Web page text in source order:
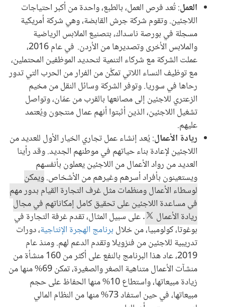
العمل: تُعد فرص العمل، بالطبع، واحدة من أكبر احتياجات
اللاجئين. وتقوم شركة جرش القابضة، وهي شركة أمريكية
مسجلة في بورصة ناسداك، بتصنيع الملابس الرياضية
والملابس الأخرى وتصديرها من الأردن. في عام 2016،
عملت الشركة مع شركاء التنمية لتحديد الموظفين المحتملين،
مع توظيف النساء اللاتي تمكَّن من الفرار من الحرب التي تدور
رحاها في سوريا. وتوفر الشركة وسائل النقل من مخيم
الزعتري للاجئين إلى مصانعها بالقرب من عمّان، وتواصل
تشغيل اللاجئين، الذين أثبتوا أنهم عمال منتجون ويُعتمد
عليهم.
ريادة الأعمال: يُعد إنشاء عمل تجاري الخيار الأول للعديد من
اللاجئين لإعادة بناء حياتهم في موطنهم الجديد. وقد رأينا
العديد من رواد الأعمال من اللاجئين يعملون بأنفسهم
ويستعينون بأفراد أسرهم وغيرهم من الأشخاص.ويمكن
لوسطاء الأعمال ومنظمات مثل غرف التجارة القيام بدور مهم
في مساعدة اللاجئين على تحقيق كامل إمكاناتهم في مجال
ريادة الأعمال
. على سبيل المثال، تقدم غرفة التجارة في
بوغوتا، كولومبيا، من خلال برنامج الهجرة الإنتاجية، دورات
تدريبية للاجئين من فنزويلا وتقدم الدعم لهم. ومنذ عام
2019، عاد هذا البرنامج بالنفع على أكثر من 160 منشأة من
منشآت الأعمال متناهية الصغر والصغيرة، تمكن 69% منها من
زيادة مبيعاتها، واستطاع 10% منها الحفاظ على حجم
مبيعاتها، في حين استفاد 73% منها من النظام المالي